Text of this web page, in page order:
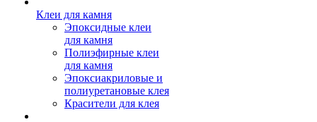
Клеи для камня
Эпоксидные клеи
для камня
Полиэфирные клеи
для камня
Эпоксиакриловые и
полиуретановые клея
Красители для клея